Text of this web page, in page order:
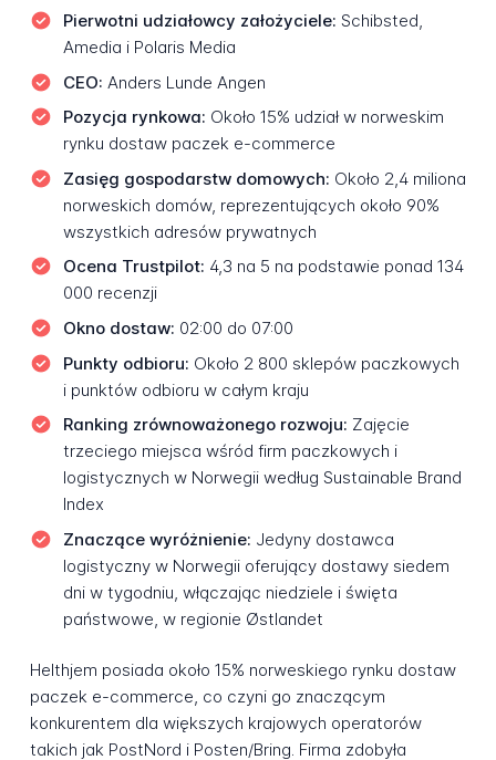
Pierwotni udziałowcy założyciele: Schibsted,
Amedia i Polaris Media
CEO: Anders Lunde Angen
Pozycja rynkowa: Około 15% udział w norweskim
rynku dostaw paczek e-commerce
Zasięg gospodarstw domowych: Około 2,4 miliona
norweskich domów, reprezentujących około 90%
wszystkich adresów prywatnych
Ocena Trustpilot: 4,3 na 5 na podstawie ponad 134
000 recenzji
Okno dostaw: 02:00 do 07:00
Punkty odbioru: Około 2 800 sklepów paczkowych
i punktów odbioru w całym kraju
Ranking zrównoważonego rozwoju: Zajęcie
trzeciego miejsca wśród firm paczkowych i
logistycznych w Norwegii według Sustainable Brand
Index
Znaczące wyróżnienie: Jedyny dostawca
logistyczny w Norwegii oferujący dostawy siedem
dni w tygodniu, włączając niedziele i święta
państwowe, w regionie Østlandet
Helthjem posiada około 15% norweskiego rynku dostaw
paczek e-commerce, co czyni go znaczącym
konkurentem dla większych krajowych operatorów
takich jak PostNord i Posten/Bring. Firma zdobyła